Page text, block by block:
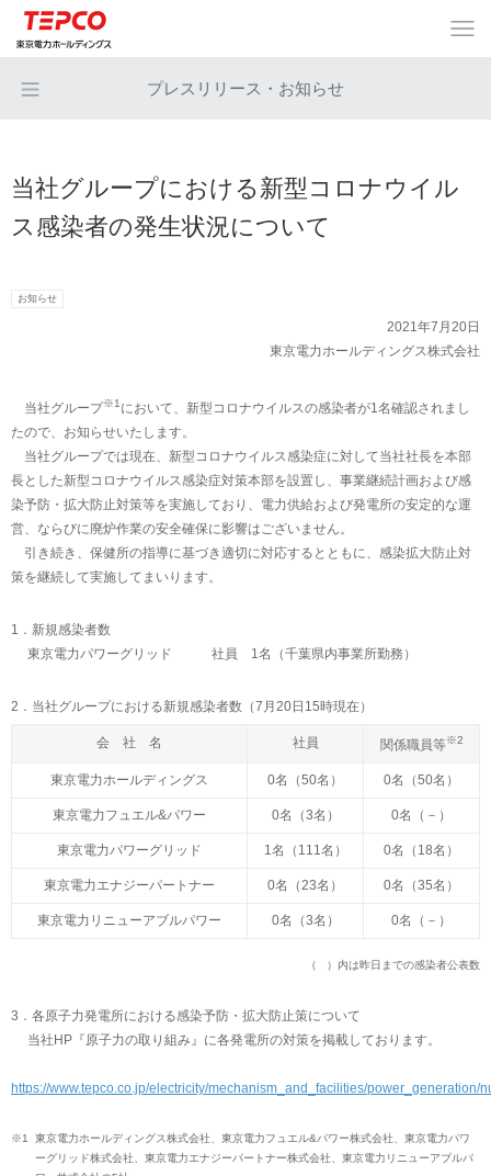
プレスリリース・お知らせ
当社グループにおける新型コロナウイル
ス感染者の発生状況について
お知らせ
2021年7月20日
東京電力ホールディングス株式会社
当社グループ※1 において、新型コロナウイルスの感染者が1名確認されまし
たので、お知らせいたします。
当社グループでは現在、新型コロナウイルス感染症に対して当社社長を本部
長とした新型コロナウイルス感染症対策本部を設置し、事業継続計画および感
染予防・拡大防止対策等を実施しており、電力供給および発電所の安定的な運
営、ならびに廃炉作業の安全確保に影響はございません。
引き続き、保健所の指導に基づき適切に対応するとともに、感染拡大防止対
策を継続して実施してまいります。
1．新規感染者数
東京電力パワーグリッド 社員 1名（千葉県内事業所勤務）
2．当社グループにおける新規感染者数（7月20日15時現在）
会 社 名 社員 関係職員等※2
東京電力ホールディングス 0名（50名） 0名（50名）
東京電力フュエル&パワー 0名（3名） 0名（－）
東京電力パワーグリッド 1名（111名） 0名（18名）
東京電力エナジーパートナー 0名（23名） 0名（35名）
東京電力リニューアブルパワー 0名（3名） 0名（－）
（ ）内は昨日までの感染者公表数
3．各原子力発電所における感染予防・拡大防止策について
当社HP『原子力の取り組み』に各発電所の対策を掲載しております。
https://www.tepco.co.jp/electricity/mechanism_and_facilities/power_generation/
※1 東京電力ホールディングス株式会社、東京電力フュエル&パワー株式会社、東京電力パワ
ーグリッド株式会社、東京電力エナジーパートナー株式会社、東京電力リニューアブルパ